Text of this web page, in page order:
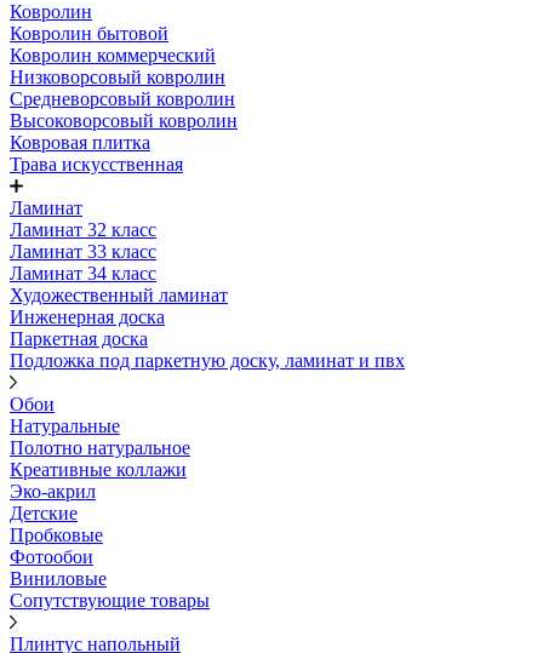
Ковролин
Ковролин бытовой
Ковролин коммерческий
Низковорсовый ковролин
Средневорсовый ковролин
Высоковорсовый ковролин
Ковровая плитка
Трава искусственная
Ламинат
Ламинат 32 класс
Ламинат 33 класс
Ламинат 34 класс
Художественный ламинат
Инженерная доска
Паркетная доска
Подложка под паркетную доску, ламинат и пвх
Обои
Натуральные
Полотно натуральное
Креативные коллажи
Эко-акрил
Детские
Пробковые
Фотообои
Виниловые
Сопутствующие товары
Плинтус напольный